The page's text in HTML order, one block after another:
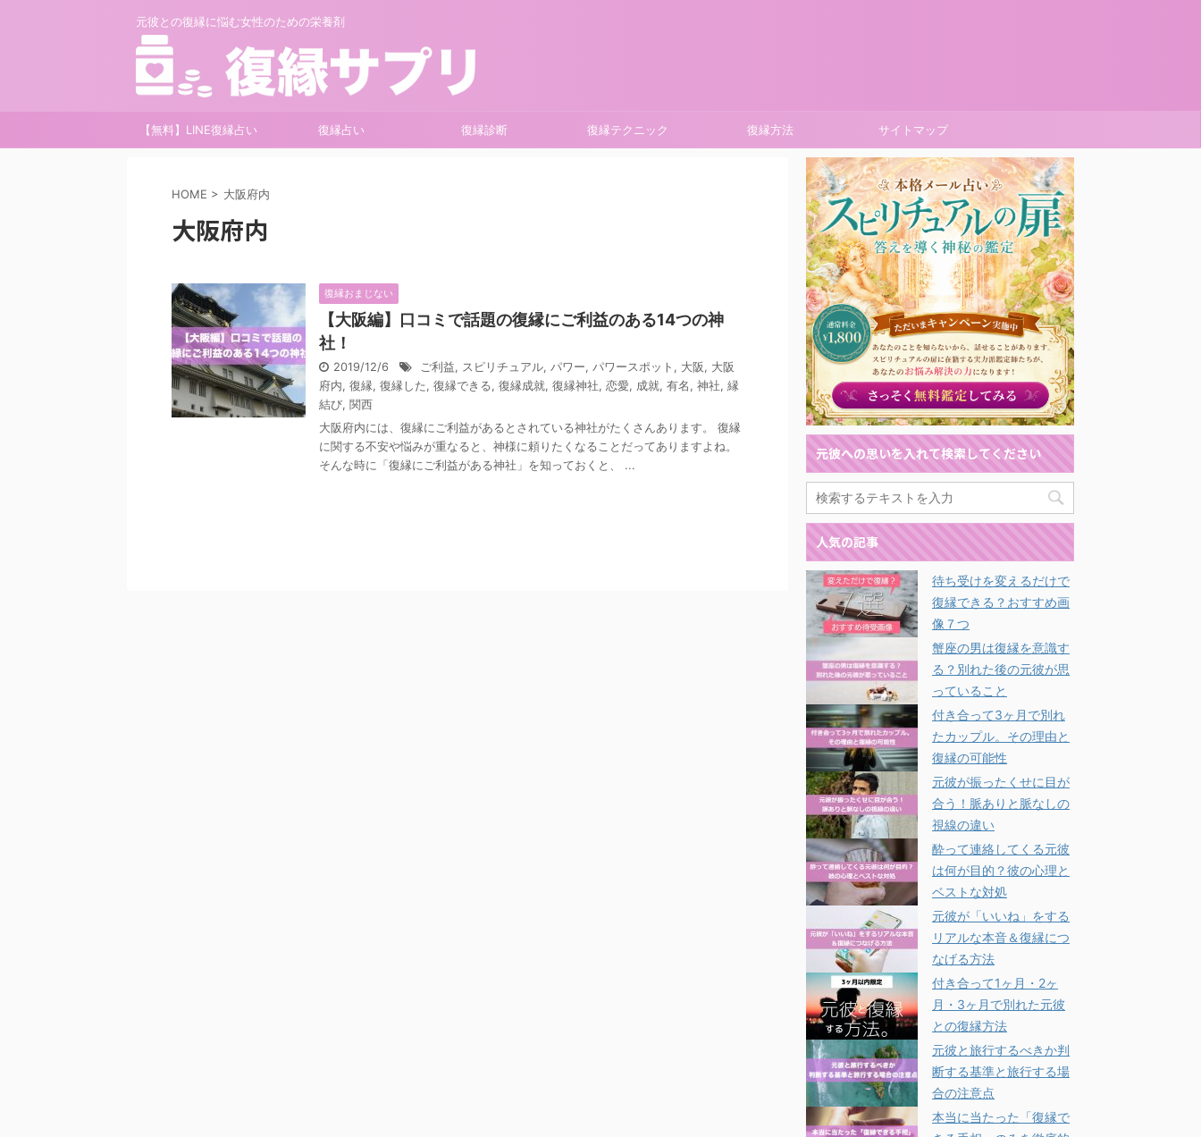
元彼との復縁に悩む女性のための栄養剤
【無料】LINE復縁占い 復縁占い 復縁診断 復縁テクニック 復縁方法 サイトマップ
HOME > 大阪府内
大阪府内
復縁おまじない
【大阪編】口コミで話題の復縁にご利益のある14つの神
社！
2019/12/6 ご利益, スピリチュアル, パワー, パワースポット , 大阪 , 大阪
府内, 復縁, 復縁した, 復縁できる, 復縁成就, 復縁神社, 恋愛, 成就, 有名 , 神社, 縁
結び, 関西
大阪府内には、復縁にご利益があるとされている神社がたくさんあります。 復縁
に関する不安や悩みが重なると、神様に頼りたくなることだってありますよね。
そんな時に「復縁にご利益がある神社」を知っておくと、 ...
元彼への思いを入れて検索してください
人気の記事
待ち受けを変えるだけで
復縁できる？おすすめ画
像７つ
蟹座の男は復縁を意識す
る？別れた後の元彼が思
っていること
付き合って3ヶ月で別れ
たカップル。その理由と
復縁の可能性
元彼が振ったくせに目が
合う！脈ありと脈なしの
視線の違い
酔って連絡してくる元彼
は何が目的？彼の心理と
ベストな対処
元彼が「いいね」をする
リアルな本音＆復縁につ
なげる方法
付き合って1ヶ月・2ヶ
月・3ヶ月で別れた元彼
との復縁方法
元彼と旅行するべきか判
断する基準と旅行する場
合の注意点
本当に当たった「復縁で